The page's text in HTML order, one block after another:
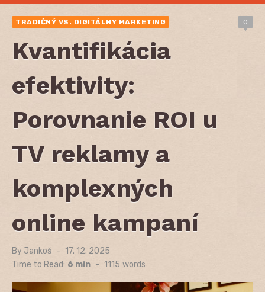
TRADIČNÝ VS. DIGITÁLNY MARKETING 0
Kvantifikácia
efektivity:
Porovnanie ROI u
TV reklamy a
komplexných
online kampaní
By Jankoš
Posted
on
17. 12. 2025
Time to Read: 6 min - 1115 words